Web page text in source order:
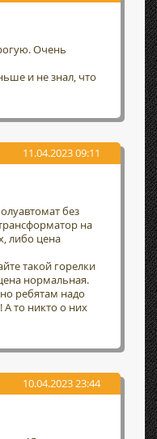
Очень
и не знал, что
11.04.2023 09:11
без
на
либо цена
такой горелки
нормальная.
ребятам надо
А то никто о них
10.04.2023 23:44